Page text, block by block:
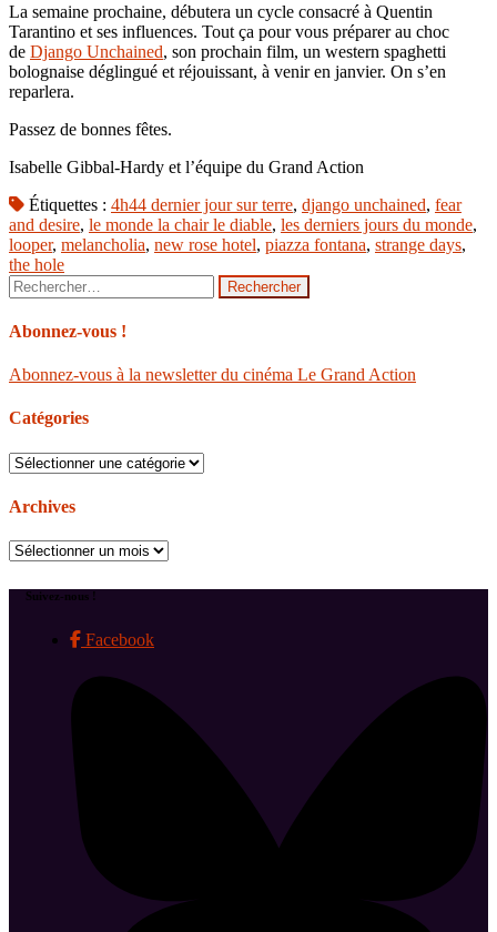
La semaine prochaine, débutera un cycle consacré à Quentin
Tarantino et ses influences. Tout ça pour vous préparer au choc
de Django Unchained, son prochain film, un western spaghetti
bolognaise déglingué et réjouissant, à venir en janvier. On s’en
reparlera.
Passez de bonnes fêtes.
Isabelle Gibbal-Hardy et l’équipe du Grand Action
Étiquettes : 4h44 dernier jour sur terre, django unchained, fear
and desire, le monde la chair le diable, les derniers jours du monde,
looper, melancholia, new rose hotel, piazza fontana, strange days,
the hole
Rechercher :
Abonnez-vous !
Abonnez-vous à la newsletter du cinéma Le Grand Action
Catégories
Catégories
Archives
Archives
Suivez-nous !
Facebook